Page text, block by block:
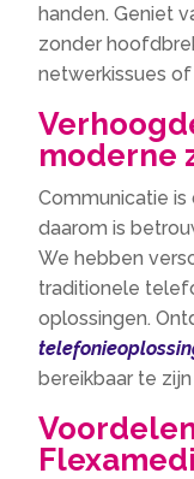
handen.​ Geniet
zonder
netwerkissues
moderne
Communicatie
daarom is
We hebben
traditionele
oplossingen.​
bereikbaar te